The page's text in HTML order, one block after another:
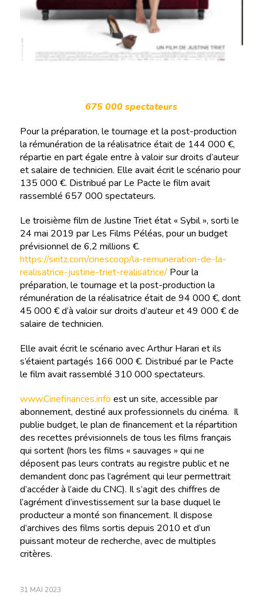
675 000 spectateurs
Pour la préparation, le tournage et la post-production
la rémunération de la réalisatrice était de 144 000 €,
répartie en part égale entre à valoir sur droits d’auteur
et salaire de technicien. Elle avait écrit le scénario pour
135 000 €. Distribué par Le Pacte le film avait
rassemblé 657 000 spectateurs.
Le troisième film de Justine Triet état « Sybil », sorti le
24 mai 2019 par Les Films Péléas, pour un budget
prévisionnel de 6,2 millions €.
https://siritz.com/cinescoop/la-remuneration-de-la-
realisatrice-justine-triet-realisatrice/ Pour la
préparation, le tournage et la post-production la
rémunération de la réalisatrice était de 94 000 €, dont
45 000 € d’à valoir sur droits d’auteur et 49 000 € de
salaire de technicien.
Elle avait écrit le scénario avec Arthur Harari et ils
s’étaient partagés 166 000 €. Distribué par le Pacte
le film avait rassemblé 310 000 spectateurs.
www.Cinefinances.info est un site, accessible par
abonnement, destiné aux professionnels du cinéma. Il
publie budget, le plan de financement et la répartition
des recettes prévisionnels de tous les films français
qui sortent (hors les films « sauvages » qui ne
déposent pas leurs contrats au registre public et ne
demandent donc pas l’agrément qui leur permettrait
d’accéder à l’aide du CNC). Il s’agit des chiffres de
l’agrément d’investissement sur la base duquel le
producteur a monté son financement. Il dispose
d’archives des films sortis depuis 2010 et d’un
puissant moteur de recherche, avec de multiples
critères.
31 MAI 2023